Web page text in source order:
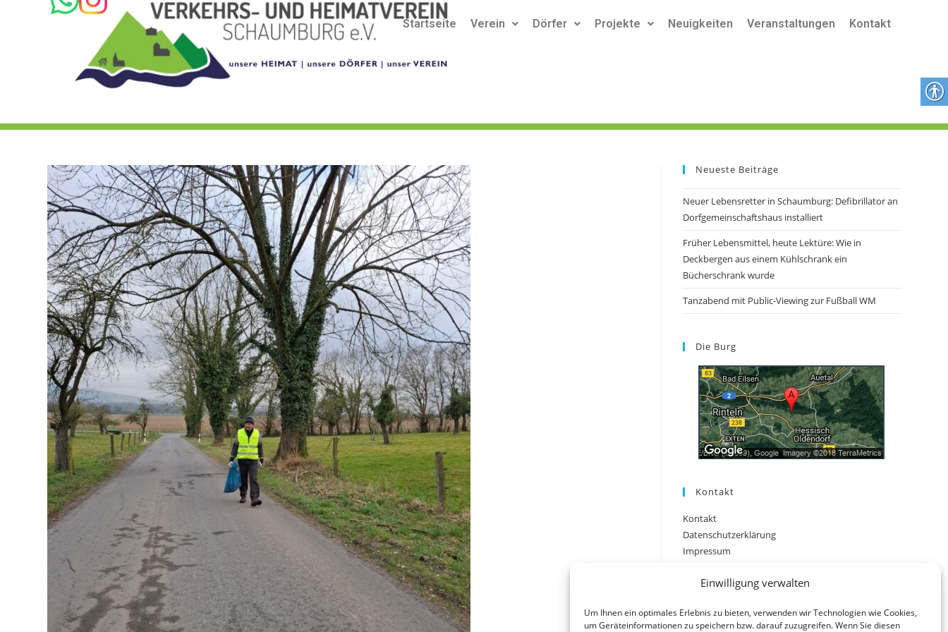
Einwilligung verwalten
Um Ihnen ein optimales Erlebnis zu bieten, verwenden wir Technologien wie Cookies,
um Geräteinformationen zu speichern bzw. darauf zuzugreifen. Wenn Sie diesen
Startseite Verein Dörfer Projekte Neuigkeiten Veranstaltungen Kontakt
Neueste Beiträge
Neuer Lebensretter in Schaumburg: Defibrillator an
Dorfgemeinschaftshaus installiert
Früher Lebensmittel, heute Lektüre: Wie in
Deckbergen aus einem Kühlschrank ein
Bücherschrank wurde
Tanzabend mit Public-Viewing zur Fußball WM
Die Burg
Kontakt
Kontakt
Datenschutzerklärung
Impressum